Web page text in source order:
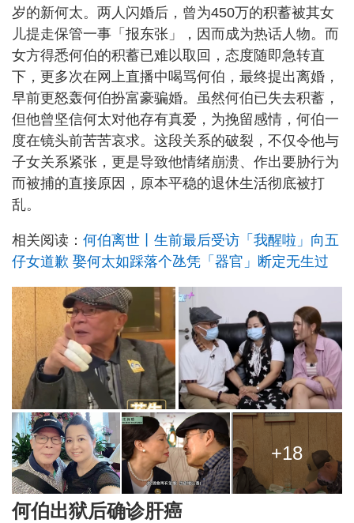
岁的新何太。两人闪婚后，曾为450万的积蓄被其女
儿提走保管一事「报东张」，因而成为热话人物。而
女方得悉何伯的积蓄已难以取回，态度随即急转直
下，更多次在网上直播中喝骂何伯，最终提出离婚，
早前更怒轰何伯扮富豪骗婚。虽然何伯已失去积蓄，
但他曾坚信何太对他存有真爱，为挽留感情，何伯一
度在镜头前苦苦哀求。这段关系的破裂，不仅令他与
子女关系紧张，更是导致他情绪崩溃、作出要胁行为
而被捕的直接原因，原本平稳的退休生活彻底被打
乱。
相关阅读： 何伯离世丨生前最后受访「我醒啦」向五
仔女道歉 娶何太如踩落个氹凭「器官」断定无生过
+18
何伯出狱后确诊肝癌